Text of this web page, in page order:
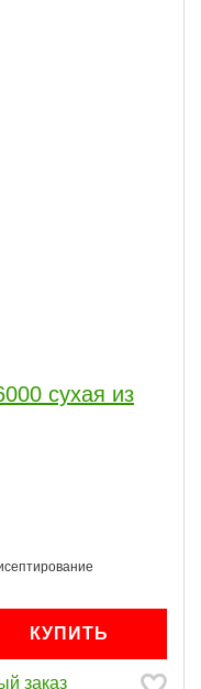
сухая из
КУПИТЬ
заказ